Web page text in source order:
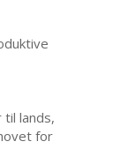
til lands,
for